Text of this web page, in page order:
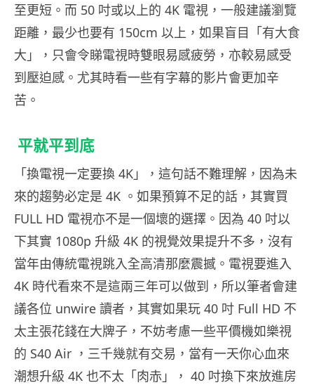
至更短。而 50 吋或以上的 4K 電視，一般建議瀏覽
距離，最少也要有 150cm 以上，如果盲目「有大食
大」，只會令睇電視時雙眼易感疲勞，亦較易感受
到壓迫感。尤其時看一些有字幕的影片會更加辛
苦。
平就平到底
「換電視一定要換 4K」，這句話不難理解，因為未
來的趨勢必定是 4K 。如果預算不足的話，其實買
FULL HD 電視亦不是一個壞的選擇。因為 40 吋以
下其實 1080p 升級 4K 的視覺效果提升不多，沒有
當年由傳統電視跳入全高清那麼震撼。電視要進入
4K 時代看來不是這兩三年可以做到，所以筆者會建
議各位 unwire 讀者，其實如果玩 40 吋 Full HD 不
太主張花錢在大牌子，不妨考慮一些平價機如樂視
的 S40 Air ，三千幾就有交易，當有一天你心血來
潮想升級 4K 也不太「肉赤」， 40 吋換下來放進房